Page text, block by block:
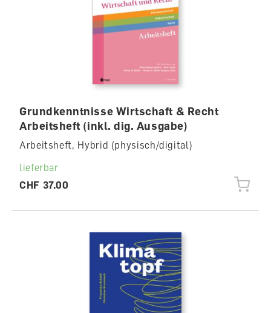
Grundkenntnisse Wirtschaft & Recht
Arbeitsheft (inkl. dig. Ausgabe)
Arbeitsheft, Hybrid (physisch/digital)
lieferbar
CHF 37.00